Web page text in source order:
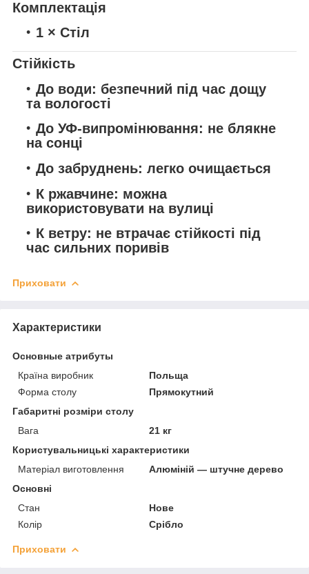
Комплектація
1 × Стіл
Стійкість
До води: безпечний під час дощу
та вологості
До УФ-випромінювання: не блякне
на сонці
До забруднень: легко очищається
К ржавчине: можна
використовувати на вулиці
К ветру: не втрачає стійкості під
час сильних поривів
Приховати
Характеристики
Основные атрибуты
Країна виробник
Польща
Форма столу
Прямокутний
Габаритні розміри столу
Вага
21 кг
Користувальницькі характеристики
Матеріал виготовлення
Алюміній — штучне дерево
Основні
Стан
Нове
Колір
Срібло
Приховати